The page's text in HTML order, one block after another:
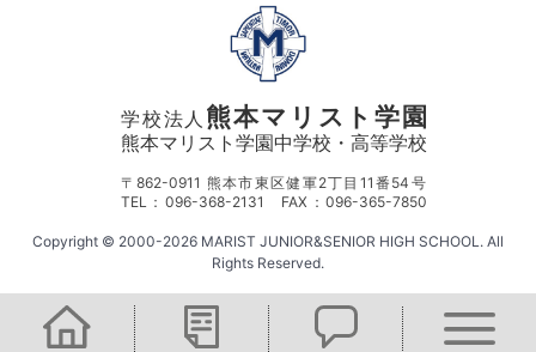
学校法人 熊本マリスト学園
熊本マリスト学園中学校・高等学校
〒862-0911 熊本市東区健軍2丁目11番54号
TEL：096-368-2131 FAX：096-365-7850
Copyright © 2000-2026 MARIST JUNIOR&SENIOR HIGH SCHOOL. All
Rights Reserved.